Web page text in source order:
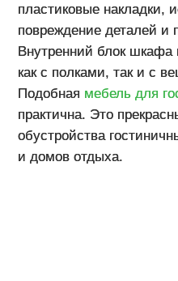
пластиковые накладки,
повреждение деталей и
Внутренний блок шкафа
как с полками, так и с
Подобная мебель для
практична. Это
обустройства
и домов отдыха.